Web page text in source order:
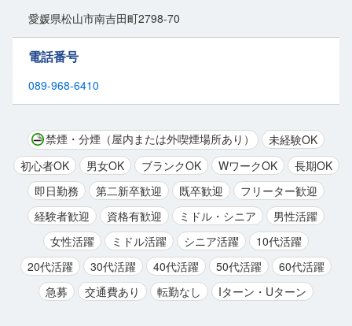
人との接触も最小限。基本的なあいさつ程度なので、接客が苦手な方
も安心です。
休憩時間は自由
週休2日制でプライベートも充実。
転勤もないため、地元で腰を据えて長く働けます。
未経験でも月給23万円スタートと待遇も◎。
安定した環境で、地域に貢献できるお仕事です。
愛媛県松山市南吉田町2798-70
電話番号
089-968-6410
禁煙・分煙（屋内または外喫煙場所あり）
未経験OK
初心者OK
男女OK ブランクOK WワークOK
長期OK
即日勤務
第二新卒歓迎 既卒歓迎
フリーター歓迎
経験者歓迎
資格有歓迎 ミドル・シニア
男性活躍
女性活躍
ミドル活躍 シニア活躍
10代活躍
20代活躍
30代活躍 40代活躍 50代活躍
60代活躍
急募
交通費あり 転勤なし Iターン・Uターン